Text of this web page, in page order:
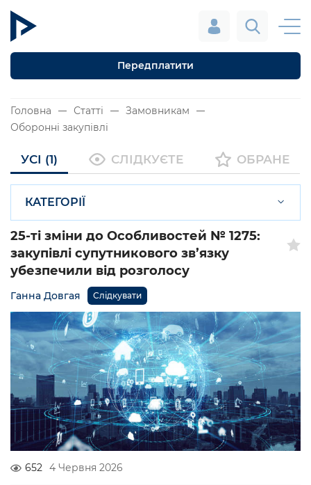
Передплатити
Головна Статті
Замовникам
Оборонні закупівлі
УСІ (1) СЛІДКУЄТЕ ОБРАНЕ
КАТЕГОРІЇ
25-ті зміни до Особливостей № 1275:
закупівлі супутникового зв’язку
убезпечили від розголосу
Ганна Довгая Слідкувати
652 4 Червня 2026